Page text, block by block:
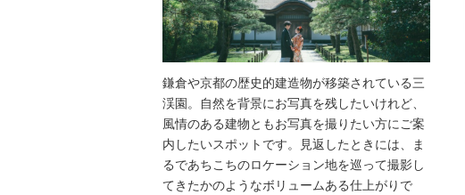
鎌倉や京都の歴史的建造物が移築されている三
渓園。自然を背景にお写真を残したいけれど、
風情のある建物ともお写真を撮りたい方にご案
内したいスポットです。見返したときには、ま
るであちこちのロケーション地を巡って撮影し
てきたかのようなボリュームある仕上がりで